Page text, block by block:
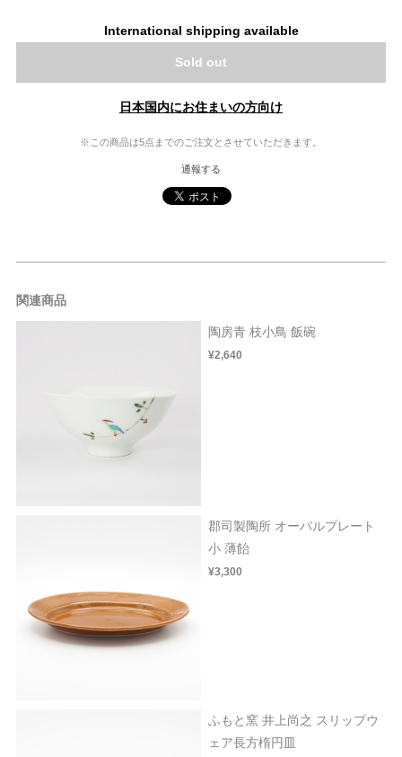
International shipping available
Sold out
日本国内にお住まいの方向け
※この商品は5点までのご注文とさせていただきます。
通報する
関連商品
陶房青 枝小鳥 飯碗
¥2,640
郡司製陶所 オーバルプレート
小 薄飴
¥3,300
ふもと窯 井上尚之 スリップウ
ェア長方楕円皿